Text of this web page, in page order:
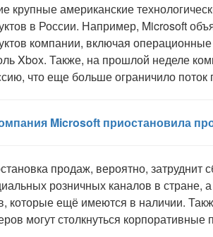
крупные американские
в России. Например, Microsoft
компании, включая
Xbox. Также, на прошлой неделе
что еще больше ограничило поток
Microsoft приостановила
продаж, вероятно, затруднит
розничных каналов в стране,
которые ещё имеются в наличии.
могут столкнуться корпоративные